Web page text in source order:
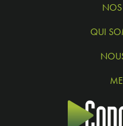
NOS
QUI